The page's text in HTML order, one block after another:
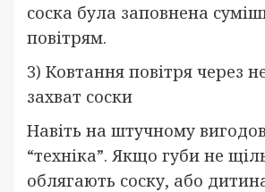
соска була заповнена
повітрям.
3) Ковтання повітря через
захват соски
Навіть на штучному
“техніка”. Якщо губи не
облягають соску, або